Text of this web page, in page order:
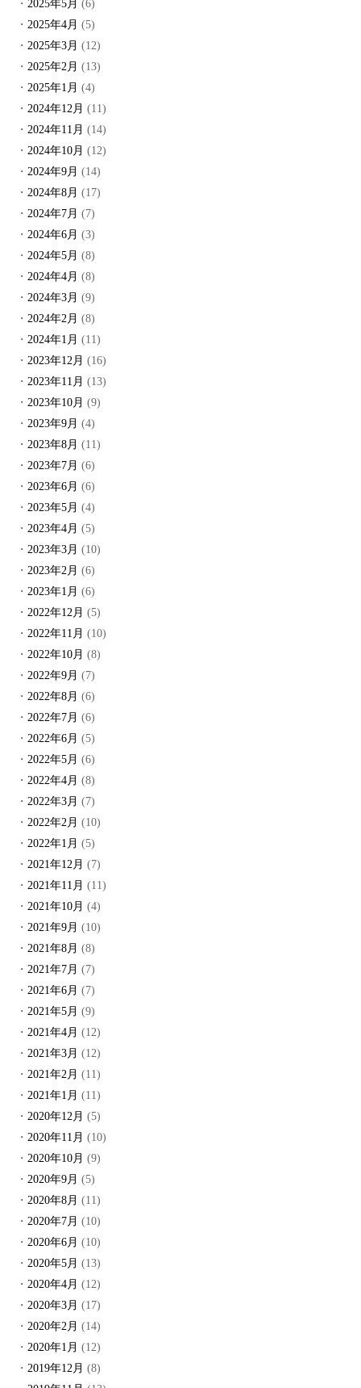
2025年5月 (6)
2025年4月 (5)
2025年3月 (12)
2025年2月 (13)
2025年1月 (4)
2024年12月 (11)
2024年11月 (14)
2024年10月 (12)
2024年9月 (14)
2024年8月 (17)
2024年7月 (7)
2024年6月 (3)
2024年5月 (8)
2024年4月 (8)
2024年3月 (9)
2024年2月 (8)
2024年1月 (11)
2023年12月 (16)
2023年11月 (13)
2023年10月 (9)
2023年9月 (4)
2023年8月 (11)
2023年7月 (6)
2023年6月 (6)
2023年5月 (4)
2023年4月 (5)
2023年3月 (10)
2023年2月 (6)
2023年1月 (6)
2022年12月 (5)
2022年11月 (10)
2022年10月 (8)
2022年9月 (7)
2022年8月 (6)
2022年7月 (6)
2022年6月 (5)
2022年5月 (6)
2022年4月 (8)
2022年3月 (7)
2022年2月 (10)
2022年1月 (5)
2021年12月 (7)
2021年11月 (11)
2021年10月 (4)
2021年9月 (10)
2021年8月 (8)
2021年7月 (7)
2021年6月 (7)
2021年5月 (9)
2021年4月 (12)
2021年3月 (12)
2021年2月 (11)
2021年1月 (11)
2020年12月 (5)
2020年11月 (10)
2020年10月 (9)
2020年9月 (5)
2020年8月 (11)
2020年7月 (10)
2020年6月 (10)
2020年5月 (13)
2020年4月 (12)
2020年3月 (17)
2020年2月 (14)
2020年1月 (12)
2019年12月 (8)